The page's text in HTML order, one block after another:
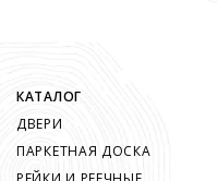
КАТАЛОГ
ДВЕРИ
ПАРКЕТНАЯ ДОСКА